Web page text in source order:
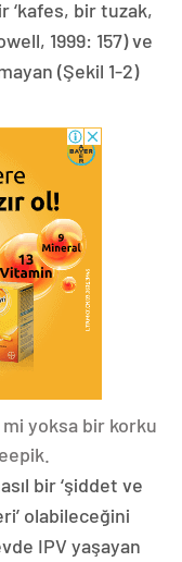
‘kafes, bir tuzak,
1999: 157) ve
(Şekil 1-2)
yoksa bir korku
bir ‘şiddet ve
olabileceğini
IPV yaşayan